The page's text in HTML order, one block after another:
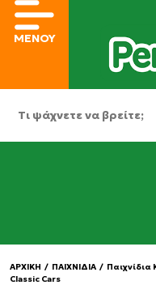
ΜΕΝΟΥ
ΑΡΧΙΚΗ / ΠΑΙΧΝΙΔΙΑ /
Classic Cars